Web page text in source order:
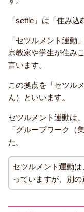
「settle」は「住み込
「セツルメント運動
宗教家や学生が住み
言います。
この拠点を「セツル
ん）といいます。
セツルメント運動は
「グループワーク（
た。
セツルメント運動
っていますが、別の